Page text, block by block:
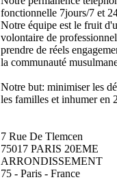
fonctionnelle 7jours/7 et
Notre équipe est le fruit
volontaire de
prendre de réels
la communauté
Notre but: minimiser les
les familles et inhumer en
7 Rue De Tlemcen
75017 PARIS 20EME
ARRONDISSEMENT
75 - Paris - France